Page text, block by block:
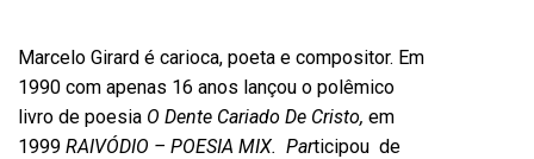
Marcelo Girard é carioca, poeta e compositor. Em
1990 com apenas 16 anos lançou o polêmico
livro de poesia O Dente Cariado De Cristo, em
1999 RAIVÓDIO – POESIA MIX. Participou de